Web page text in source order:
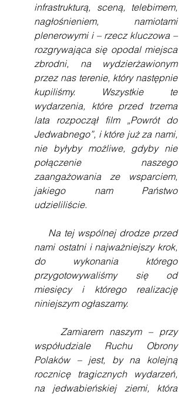
infrastrukturą, sceną, telebimem,
nagłośnieniem, namiotami
plenerowymi i – rzecz kluczowa –
rozgrywająca się opodal miejsca
zbrodni, na wydzierżawionym
przez nas terenie, który następnie
kupiliśmy. Wszystkie te
wydarzenia, które przed trzema
lata rozpoczął film „Powrót do
Jedwabnego”, i które już za nami,
nie byłyby możliwe, gdyby nie
połączenie naszego
zaangażowania ze wsparciem,
jakiego nam Państwo
udzieliliście.
Na tej wspólnej drodze przed
nami ostatni i najważniejszy krok,
do wykonania którego
przygotowywaliśmy się od
miesięcy i którego realizację
niniejszym ogłaszamy.
Zamiarem naszym – przy
współudziale Ruchu Obrony
Polaków – jest, by na kolejną
rocznicę tragicznych wydarzeń,
na jedwabieńskiej ziemi, która